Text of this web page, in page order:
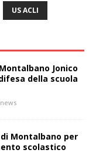
US ACLI
Jonico
della scuola
Montalbano per
scolastico